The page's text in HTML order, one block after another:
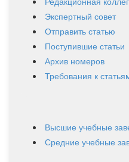
Экспертный совет
Отправить статью
Поступившие статьи
Архив номеров
Требования к
Высшие учебные
Средние учебные